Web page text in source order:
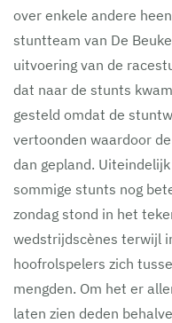
over enkele andere
stuntteam van De
uitvoering van de
dat naar de stunts
gesteld omdat de
vertoonden waardoor
dan gepland.
sommige stunts nog
zondag stond in het
wedstrijdscènes terwijl
hoofrolspelers zich
mengden. Om het er
laten zien deden